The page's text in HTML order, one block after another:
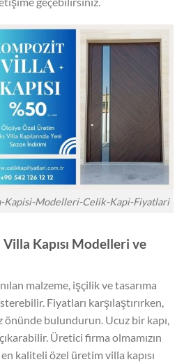
Kapisi-Modelleri-Celik-Kapi-Fiyatlari
Kapısı Modelleri ve
malzeme, işçilik ve tasarıma
Fiyatları karşılaştırırken,
önünde bulundurun. Ucuz bir kapı,
Üretici firma olmamızın
kaliteli özel üretim villa kapısı